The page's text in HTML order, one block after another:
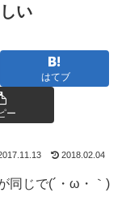
い
はてブ
ー
2018.02.04
同じで(´・ω・｀)